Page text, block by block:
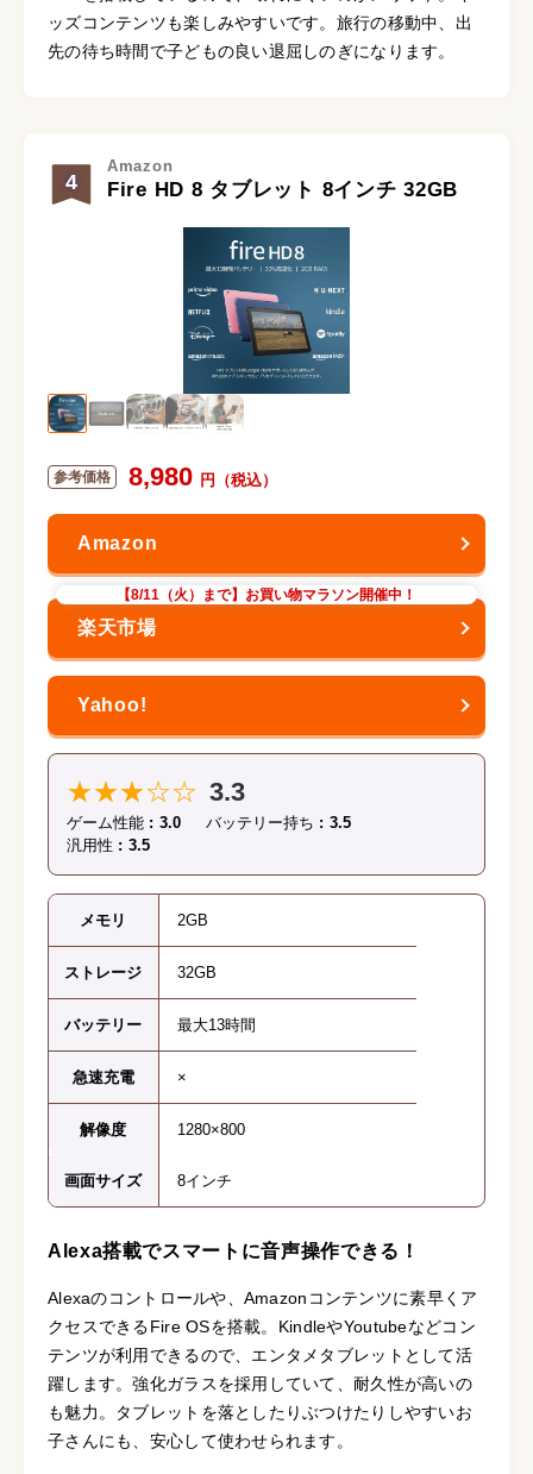
ッズコンテンツも楽しみやすいです。旅行の移動中、出
先の待ち時間で子どもの良い退屈しのぎになります。
4
Amazon
Fire HD 8 タブレット 8インチ 32GB
8,980
【8/11（火）まで】お買い物マラソン開催中！
★★★☆☆ 3.3
ゲーム性能 3.0 バッテリー持ち
3.5
汎用性
3.5
メモリ 2GB
ストレージ 32GB
バッテリー 最大13時間
急速充電 ×
解像度 1280×800
画面サイズ 8インチ
Alexa搭載でスマートに音声操作できる！
Alexaのコントロールや、Amazonコンテンツに素早くア
クセスできるFire OSを搭載。KindleやYoutubeなどコン
テンツが利用できるので、エンタメタブレットとして活
躍します。強化ガラスを採用していて、耐久性が高いの
も魅力。タブレットを落としたりぶつけたりしやすいお
子さんにも、安心して使わせられます。